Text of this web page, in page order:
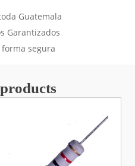
Guatemala
Garantizados
forma segura